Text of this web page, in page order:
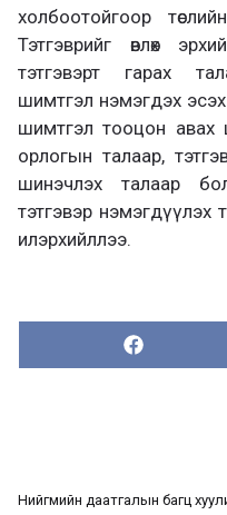
холбоотойгоор
Тэтгэврийг өвлөх
тэтгэвэрт гарах
шимтгэл нэмэгдэх
шимтгэл тооцон авах
орлогын талаар,
шинэчлэх талаар
тэтгэвэр нэмэгдүүлэх
илэрхийллээ.
Хуваалцах:
Х
у
х
Нийгмийн даатгалын багц